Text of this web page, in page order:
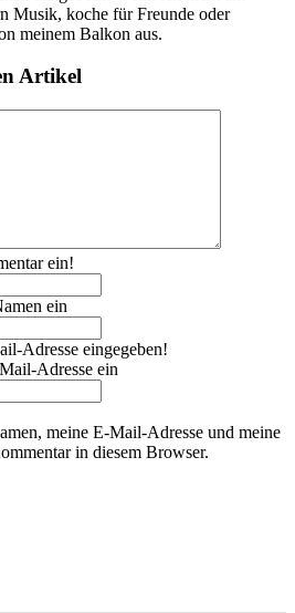
Musik, koche für Freunde oder
meinem Balkon aus.
Artikel
ein!
ein
Adresse eingegeben!
Adresse ein
meine E-Mail-Adresse und meine
in diesem Browser.